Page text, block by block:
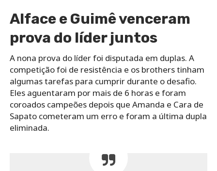
Alface e Guimê venceram
prova do líder juntos
A nona prova do líder foi disputada em duplas. A
competição foi de resistência e os brothers tinham
algumas tarefas para cumprir durante o desafio.
Eles aguentaram por mais de 6 horas e foram
coroados campeões depois que Amanda e Cara de
Sapato cometeram um erro e foram a última dupla
eliminada.